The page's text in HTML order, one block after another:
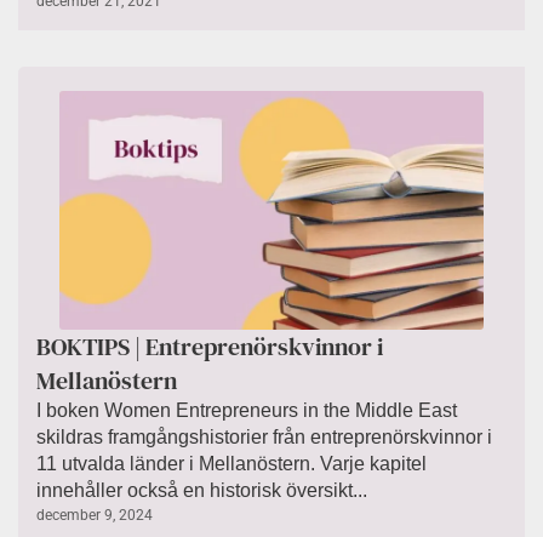
BOKTIPS | Entreprenörskvinnor i
Mellanöstern
I boken Women Entrepreneurs in the Middle East
skildras framgångshistorier från entreprenörskvinnor i
11 utvalda länder i Mellanöstern. Varje kapitel
innehåller också en historisk översikt...
december 9, 2024